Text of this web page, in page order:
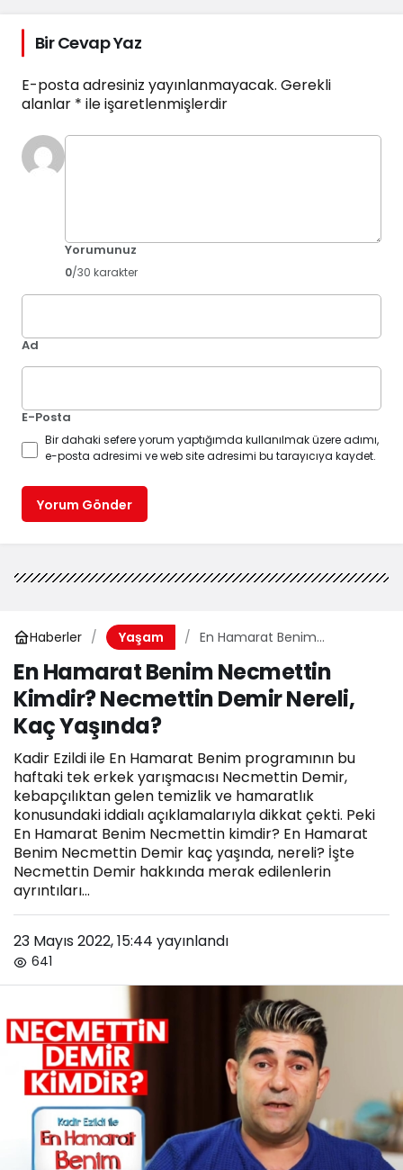
Bir Cevap Yaz
E-posta adresiniz yayınlanmayacak. Gerekli
alanlar * ile işaretlenmişlerdir
Yorumunuz
0/30 karakter
Ad
E-Posta
Bir dahaki sefere yorum yaptığımda kullanılmak üzere adımı,
e-posta adresimi ve web site adresimi bu tarayıcıya kaydet.
Yorum Gönder
Haberler Yaşam
En Hamarat Benim
Necmettin Demir Nereli, Kaç
Yaşında?
En Hamarat Benim Necmettin
Kimdir? Necmettin Demir Nereli,
Kaç Yaşında?
Kadir Ezildi ile En Hamarat Benim programının bu
haftaki tek erkek yarışmacısı Necmettin Demir,
kebapçılıktan gelen temizlik ve hamaratlık
konusundaki iddialı açıklamalarıyla dikkat çekti. Peki
En Hamarat Benim Necmettin kimdir? En Hamarat
Benim Necmettin Demir kaç yaşında, nereli? İşte
Necmettin Demir hakkında merak edilenlerin
ayrıntıları...
23 Mayıs 2022, 15:44 yayınlandı
641